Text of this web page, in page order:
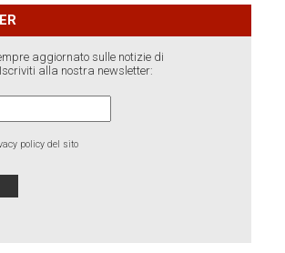
aggiornato sulle notizie di
alla nostra newsletter:
policy del sito